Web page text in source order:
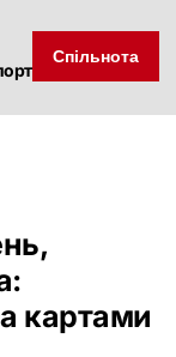
Спільнота
картами